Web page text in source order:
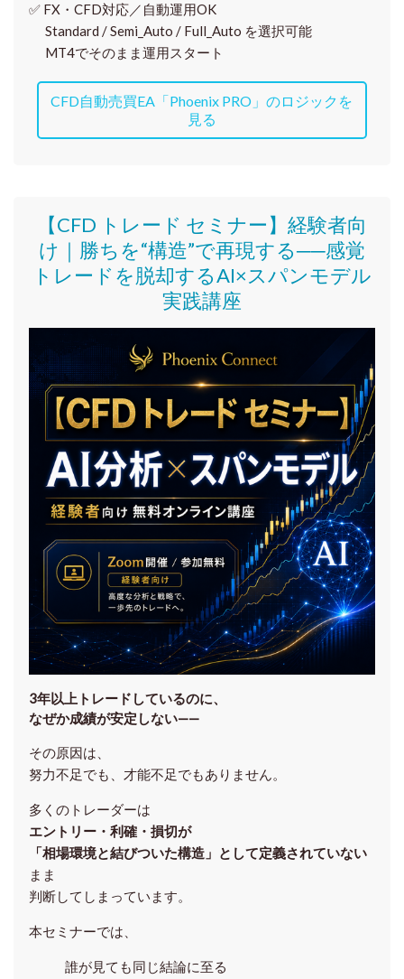
✅ FX・CFD対応／自動運用OK
Standard / Semi_Auto / Full_Auto を選択可能
MT4でそのまま運用スタート
CFD自動売買EA「Phoenix PRO」のロジックを
見る
【CFD トレード セミナー】 経験者向
け｜ 勝ちを“構造”で再現する──感覚
トレードを脱却するAI×スパンモデル
実践講座
3年以上トレードしているのに、
なぜか成績が安定しない——
その原因は、
努力不足でも、才能不足でもありません。
多くのトレーダーは
エントリー・利確・損切が
「相場環境と結びついた構造」として定義されていない
まま
判断してしまっています。
本セミナーでは、
誰が見ても同じ結論に至る